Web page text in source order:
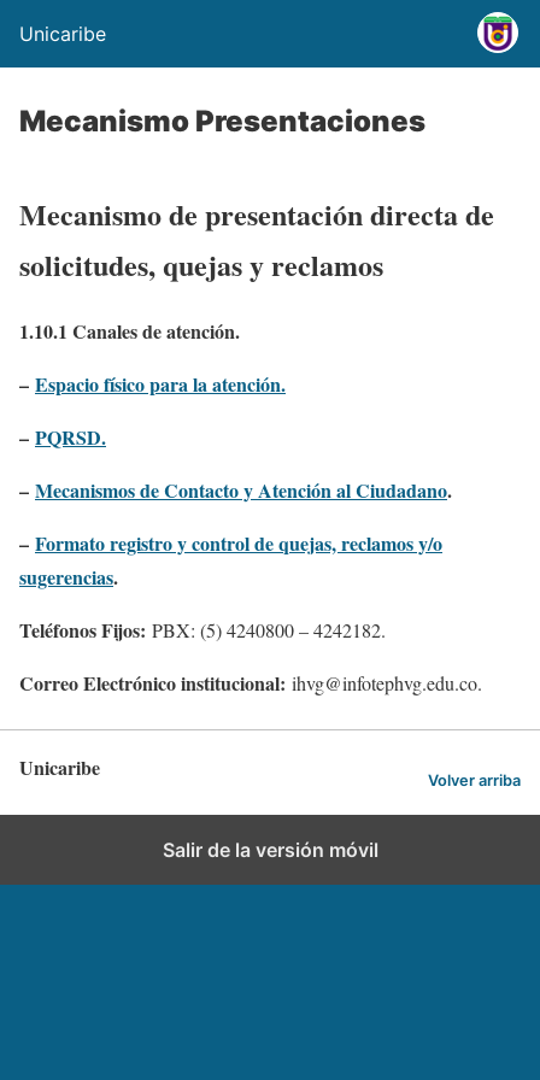
Unicaribe
Mecanismo Presentaciones
Mecanismo de presentación directa de
solicitudes, quejas y reclamos
1.10.1 Canales de atención.
– Espacio físico para la atención.
– PQRSD.
– Mecanismos de Contacto y Atención al Ciudadano.
– Formato registro y control de quejas, reclamos y/o
sugerencias.
Teléfonos Fijos: PBX: (5) 4240800 – 4242182.
Correo Electrónico institucional: ihvg@infotephvg.edu.co.
Unicaribe Volver arriba
Salir de la versión móvil